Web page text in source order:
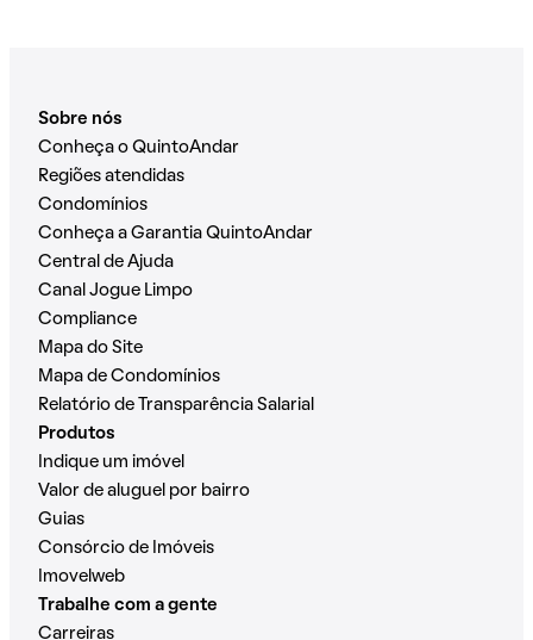
Sobre nós
Conheça o QuintoAndar
Regiões atendidas
Condomínios
Conheça a Garantia QuintoAndar
Central de Ajuda
Canal Jogue Limpo
Compliance
Mapa do Site
Mapa de Condomínios
Relatório de Transparência Salarial
Produtos
Indique um imóvel
Valor de aluguel por bairro
Guias
Consórcio de Imóveis
Imovelweb
Trabalhe com a gente
Carreiras